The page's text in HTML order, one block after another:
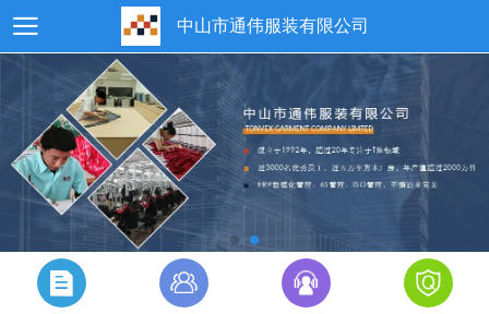
中山市通伟服装有限公司